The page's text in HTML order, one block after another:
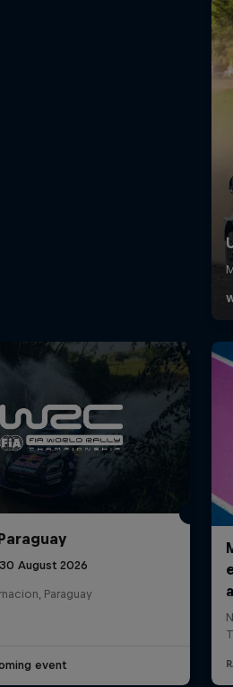
August 2026
Paraguay
event